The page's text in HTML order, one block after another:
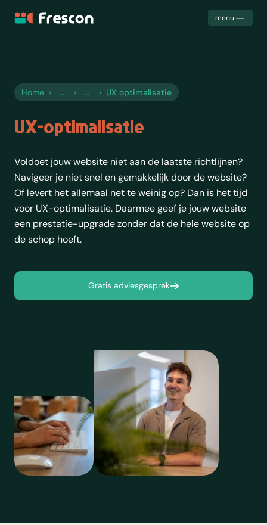
Frescon
Cases
Samenwerking
Contact
menu
Home › › › UX optimalisatie
UX-optimalisatie
Voldoet jouw website niet aan de laatste richtlijnen?
Navigeer je niet snel en gemakkelijk door de website?
Of levert het allemaal net te weinig op? Dan is het tijd
voor UX-optimalisatie. Daarmee geef je jouw website
een prestatie-upgrade zonder dat de hele website op
de schop hoeft.
Gratis adviesgesprek